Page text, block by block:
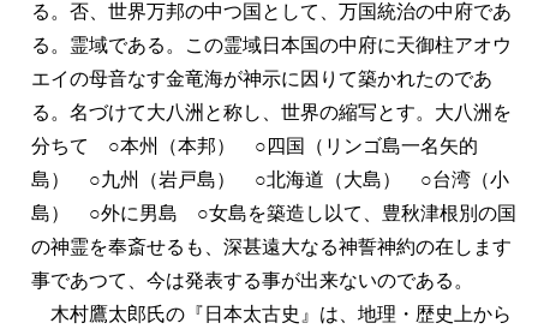
る。否、世界万邦の中つ国として、万国統治の中府であ
る。霊域である。この霊域日本国の中府に天御柱アオウ
エイの母音なす金竜海が神示に因りて築かれたのであ
る。名づけて大八洲と称し、世界の縮写とす。大八洲を
分ちて ○本州（本邦） ○四国（リンゴ島一名矢的
島） ○九州（岩戸島） ○北海道（大島） ○台湾（小
島） ○外に男島 ○女島を築造し以て、豊秋津根別の国
の神霊を奉斎せるも、深甚遠大なる神誓神約の在します
事であつて、今は発表する事が出来ないのである。
木村鷹太郎氏の『日本太古史』は、地理・歴史上から